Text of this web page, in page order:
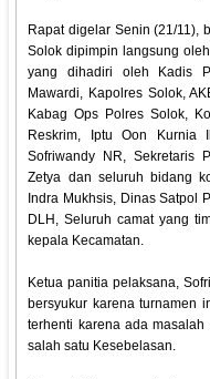
Rapat digelar Senin (21/11),
Solok dipimpin langsung
yang dihadiri oleh Kadis
Mawardi, Kapolres Solok,
Kabag Ops Polres Solok,
Reskrim, Iptu Oon Kurnia
Sofriwandy NR, Sekretaris
Zetya dan seluruh bidang
Indra Mukhsis, Dinas Satpol
DLH, Seluruh camat yang
kepala Kecamatan.
Ketua panitia pelaksana,
bersyukur karena turnamen
terhenti karena ada
salah satu Kesebelasan.